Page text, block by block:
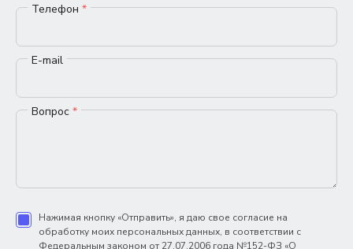
Телефон *
E-mail
Вопрос *
Нажимая кнопку «Отправить», я даю свое согласие на
обработку моих персональных данных, в соответствии с
Федеральным законом от 27.07.2006 года №152-ФЗ «О